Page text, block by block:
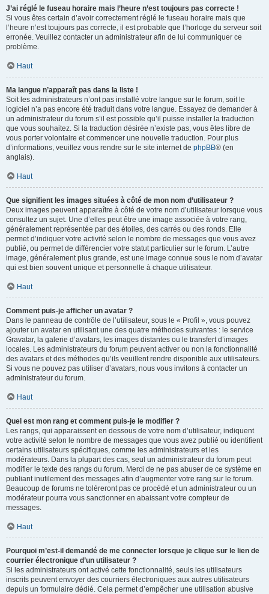
J’ai réglé le fuseau horaire mais l’heure n’est toujours pas correcte !
Si vous êtes certain d’avoir correctement réglé le fuseau horaire mais que
l’heure n’est toujours pas correcte, il est probable que l’horloge du serveur soit
erronée. Veuillez contacter un administrateur afin de lui communiquer ce
problème.
Haut
Ma langue n’apparaît pas dans la liste !
Soit les administrateurs n’ont pas installé votre langue sur le forum, soit le
logiciel n’a pas encore été traduit dans votre langue. Essayez de demander à
un administrateur du forum s’il est possible qu’il puisse installer la traduction
que vous souhaitez. Si la traduction désirée n’existe pas, vous êtes libre de
vous porter volontaire et commencer une nouvelle traduction. Pour plus
d’informations, veuillez vous rendre sur le site internet de phpBB® (en
anglais).
Haut
Que signifient les images situées à côté de mon nom d’utilisateur ?
Deux images peuvent apparaître à côté de votre nom d’utilisateur lorsque vous
consultez un sujet. Une d’elles peut être une image associée à votre rang,
généralement représentée par des étoiles, des carrés ou des ronds. Elle
permet d’indiquer votre activité selon le nombre de messages que vous avez
publié, ou permet de différencier votre statut particulier sur le forum. L’autre
image, généralement plus grande, est une image connue sous le nom d’avatar
qui est bien souvent unique et personnelle à chaque utilisateur.
Haut
Comment puis-je afficher un avatar ?
Dans le panneau de contrôle de l’utilisateur, sous le « Profil », vous pouvez
ajouter un avatar en utilisant une des quatre méthodes suivantes : le service
Gravatar, la galerie d’avatars, les images distantes ou le transfert d’images
locales. Les administrateurs du forum peuvent activer ou non la fonctionnalité
des avatars et des méthodes qu’ils veuillent rendre disponible aux utilisateurs.
Si vous ne pouvez pas utiliser d’avatars, nous vous invitons à contacter un
administrateur du forum.
Haut
Quel est mon rang et comment puis-je le modifier ?
Les rangs, qui apparaissent en dessous de votre nom d’utilisateur, indiquent
votre activité selon le nombre de messages que vous avez publié ou identifient
certains utilisateurs spécifiques, comme les administrateurs et les
modérateurs. Dans la plupart des cas, seul un administrateur du forum peut
modifier le texte des rangs du forum. Merci de ne pas abuser de ce système en
publiant inutilement des messages afin d’augmenter votre rang sur le forum.
Beaucoup de forums ne toléreront pas ce procédé et un administrateur ou un
modérateur pourra vous sanctionner en abaissant votre compteur de
messages.
Haut
Pourquoi m’est-il demandé de me connecter lorsque je clique sur le lien de
courrier électronique d’un utilisateur ?
Si les administrateurs ont activé cette fonctionnalité, seuls les utilisateurs
inscrits peuvent envoyer des courriers électroniques aux autres utilisateurs
depuis un formulaire dédié. Cela permet d’empêcher une utilisation abusive